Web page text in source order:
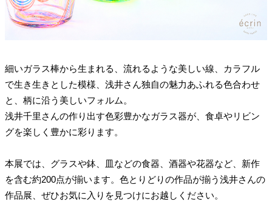
細いガラス棒から生まれる、流れるような美しい線、カラフル
で生き生きとした模様、浅井さん独自の魅力あふれる色合わせ
と、柄に沿う美しいフォルム。
浅井千里さんの作り出す色彩豊かなガラス器が、食卓やリビン
グを楽しく豊かに彩ります。
本展では、グラスや鉢、皿などの食器、酒器や花器など、新作
を含む約200点が揃います。色とりどりの作品が揃う浅井さんの
作品展、ぜひお気に入りを見つけにお越しください。